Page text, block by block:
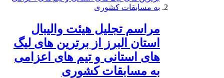
مراسم تجلیل هیئت والیبال
استان البرز از برترین های لیگ
های استانی و تیم های اعزامی
به مسابقات کشوری